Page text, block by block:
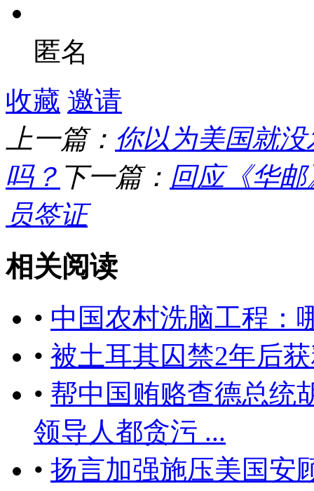
匿名
收藏 邀请
上一篇： 你以为美国就
吗？ 下一篇： 回应​《华
员签证
相关阅读
• 中国农村洗脑工程：
• 被土耳其囚禁2年后
• 帮中国贿赂查德总统
领导人都贪污 ...
• 扬言加强施压美国安